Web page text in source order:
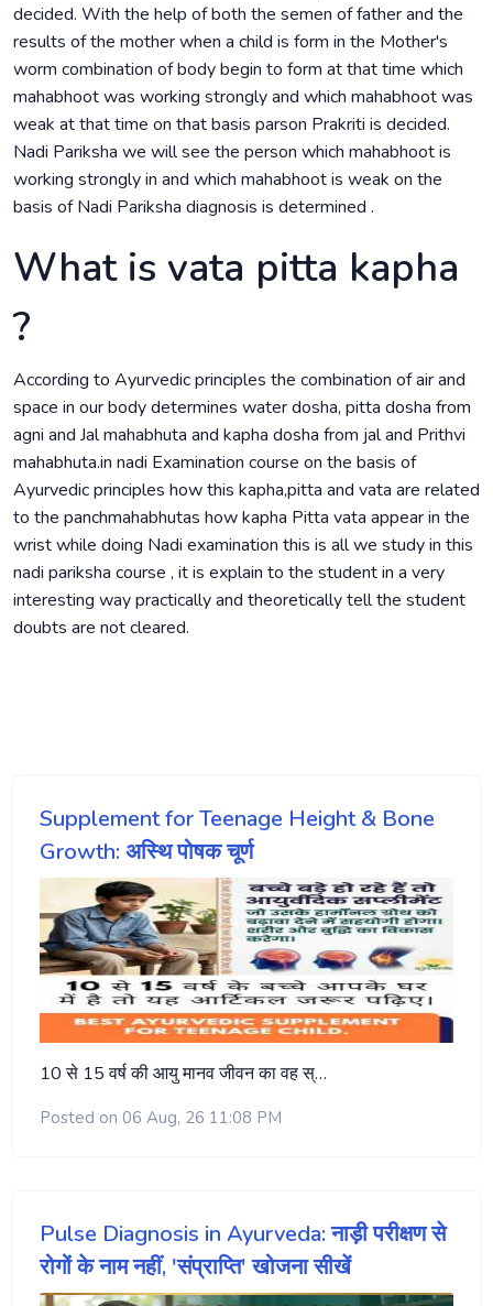
decided. With the help of both the semen of father and the
results of the mother when a child is form in the Mother's
worm combination of body begin to form at that time which
mahabhoot was working strongly and which mahabhoot was
weak at that time on that basis parson Prakriti is decided.
Nadi Pariksha we will see the person which mahabhoot is
working strongly in and which mahabhoot is weak on the
basis of Nadi Pariksha diagnosis is determined .
What is vata pitta kapha
?
According to Ayurvedic principles the combination of air and
space in our body determines water dosha, pitta dosha from
agni and Jal mahabhuta and kapha dosha from jal and Prithvi
mahabhuta.in nadi Examination course on the basis of
Ayurvedic principles how this kapha,pitta and vata are related
to the panchmahabhutas how kapha Pitta vata appear in the
wrist while doing Nadi examination this is all we study in this
nadi pariksha course , it is explain to the student in a very
interesting way practically and theoretically tell the student
doubts are not cleared.
Supplement for Teenage Height & Bone
Growth: अस्थि पोषक चूर्ण
10 से 15 वर्ष की आयु मानव जीवन का वह स्…
Posted on 06 Aug, 26 11:08 PM
Pulse Diagnosis in Ayurveda: नाड़ी परीक्षण से
रोगों के नाम नहीं, 'संप्राप्ति' खोजना सीखें